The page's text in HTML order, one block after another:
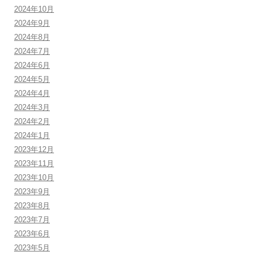
2024年10月
2024年9月
2024年8月
2024年7月
2024年6月
2024年5月
2024年4月
2024年3月
2024年2月
2024年1月
2023年12月
2023年11月
2023年10月
2023年9月
2023年8月
2023年7月
2023年6月
2023年5月